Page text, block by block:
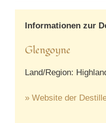
Informationen zur
Glengoyne
Land/Region:
» Website der